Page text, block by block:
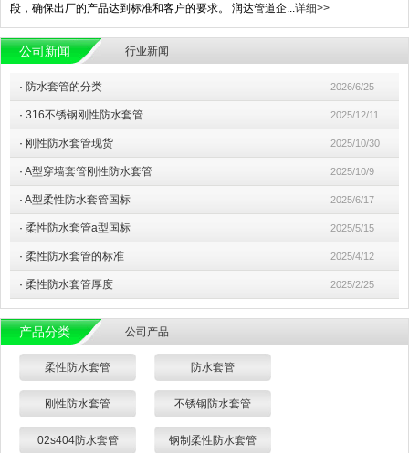
段，确保出厂的产品达到标准和客户的要求。 润达管道企...详细>>
公司新闻 行业新闻
· 防水套管的分类 2026/6/25
· 316不锈钢刚性防水套管 2025/12/11
· 刚性防水套管现货 2025/10/30
· A型穿墙套管刚性防水套管 2025/10/9
· A型柔性防水套管国标 2025/6/17
· 柔性防水套管a型国标 2025/5/15
· 柔性防水套管的标准 2025/4/12
· 柔性防水套管厚度 2025/2/25
产品分类 公司产品
柔性防水套管 防水套管
刚性防水套管 不锈钢防水套管
02s404防水套管 钢制柔性防水套管